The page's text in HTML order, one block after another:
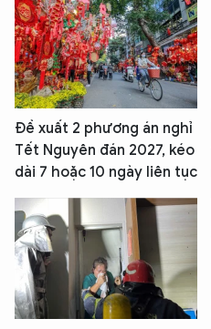
Đề xuất 2 phương án nghỉ
Tết Nguyên đán 2027, kéo
dài 7 hoặc 10 ngày liên tục